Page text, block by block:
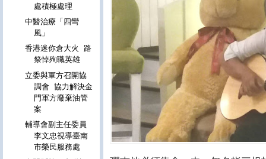
處積極處理
中醫治療「四彎
風」
香港迷你倉大火 路
祭悼殉職英雄
立委與軍方召開協
調會 協力解決金
門軍方廢棄油管
案
輔導會副主任委員
李文忠視導臺南
市榮民服務處